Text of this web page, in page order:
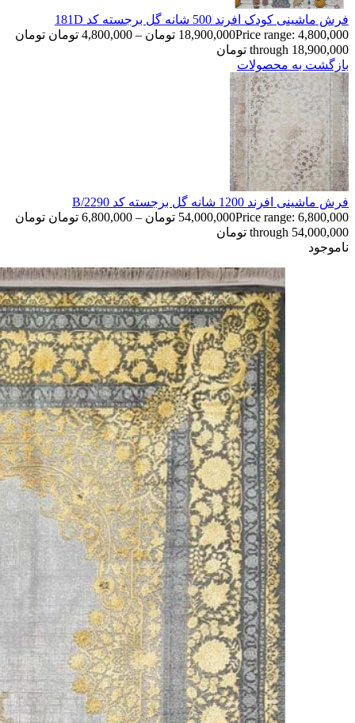
فرش ماشینی کودک افرند 500 شانه گل برجسته کد 181D
4,800,000 تومان – 18,900,000 تومان
Price range: 4,800,000 تومان
through 18,900,000 تومان
بازگشت به محصولات
فرش ماشینی افرند 1200 شانه گل برجسته کد B/2290
6,800,000 تومان – 54,000,000 تومان
Price range: 6,800,000 تومان
through 54,000,000 تومان
ناموجود